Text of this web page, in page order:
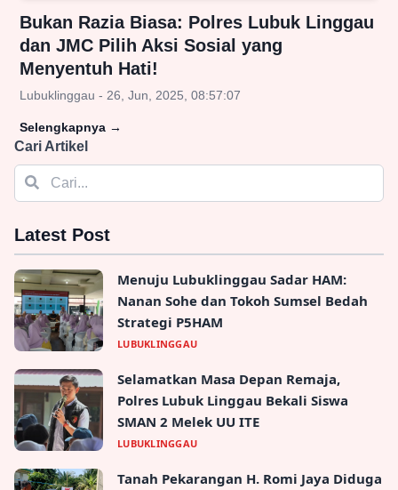
Bukan Razia Biasa: Polres Lubuk Linggau
dan JMC Pilih Aksi Sosial yang
Menyentuh Hati!
Lubuklinggau - 26, Jun, 2025, 08:57:07
Selengkapnya →
Cari Artikel
Latest Post
Menuju Lubuklinggau Sadar HAM:
Nanan Sohe dan Tokoh Sumsel Bedah
Strategi P5HAM
LUBUKLINGGAU
Selamatkan Masa Depan Remaja,
Polres Lubuk Linggau Bekali Siswa
SMAN 2 Melek UU ITE
LUBUKLINGGAU
Tanah Pekarangan H. Romi Jaya Diduga